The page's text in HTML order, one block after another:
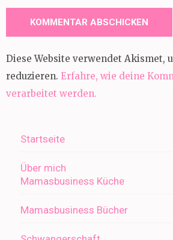
Diese Website verwendet Akismet,
reduzieren. Erfahre, wie deine
verarbeitet werden.
Startseite
Über mich
Mamasbusiness Küche
Mamasbusiness Bücher